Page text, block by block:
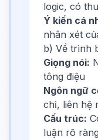
logic, có
Ý kiến cá
nhân xét
b) Về trình
Giọng nói:
tông điệu
Ngôn ngữ
chỉ, liên hệ
Cấu trúc:
luận rõ ràng